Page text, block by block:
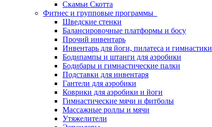
Скамьи Скотта
Фитнес и групповые программы
Шведские стенки
Балансировочные платформы и босу
Прочий инвентарь
Инвентарь для йоги, пилатеса и гимнастики
Бодипампы и штанги для аэробики
Бодибары и гимнастические палки
Подставки для инвентаря
Гантели для аэробики
Коврики для аэробики и йоги
Гимнастические мячи и фитболы
Массажные роллы и мячи
Утяжелители